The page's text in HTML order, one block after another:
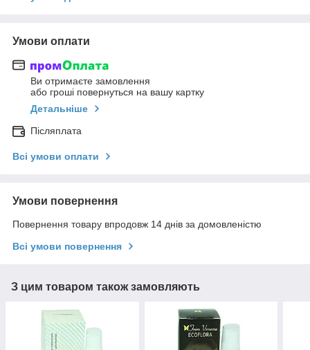
Умови оплати
Ви отримаєте замовлення
або гроші повернуться на вашу картку
Детальніше
Післяплата
Всі умови оплати
Умови повернення
Повернення товару впродовж 14 днів за домовленістю
Всі умови повернення
З цим товаром також замовляють